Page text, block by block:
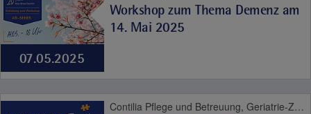
07.05.2025
Workshop zum Thema Demenz am
14. Mai 2025
Contilia Pflege und Betreuung, Geriatrie-Zentrum Haus Berge, Haus Berge, Haus Berge Quartier, Altersmedizin, Contilia, Pflege